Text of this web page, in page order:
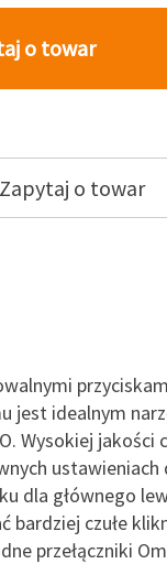
o towar
Zapytaj o towar
jest idealnym
Wysokiej jakości
ustawieniach
dla głównego
bardziej czułe
przełączniki